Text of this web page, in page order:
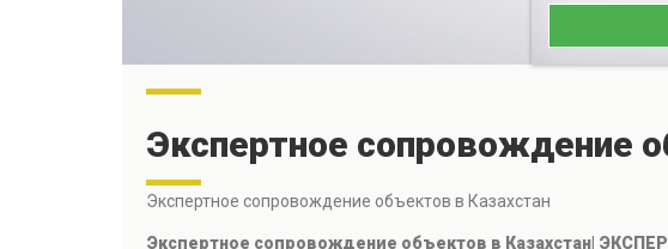
Экспертное сопровождение
Экспертное сопровождение объектов в Казахстан
Экспертное сопровождение объектов в Казахстан|